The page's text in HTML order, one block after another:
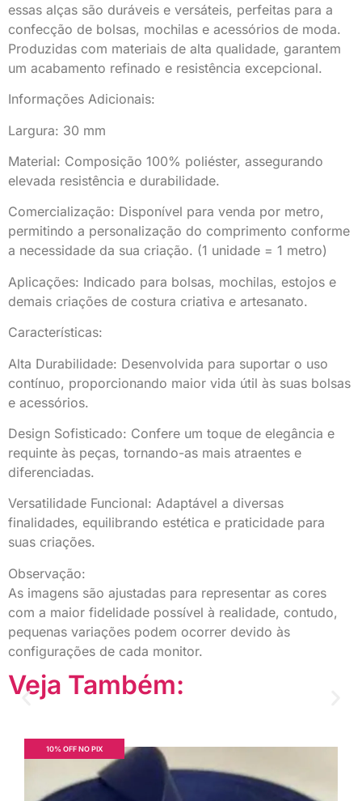
essas alças são duráveis e versáteis, perfeitas para a
confecção de bolsas, mochilas e acessórios de moda.
Produzidas com materiais de alta qualidade, garantem
um acabamento refinado e resistência excepcional.
Informações Adicionais:
Largura: 30 mm
Material: Composição 100% poliéster, assegurando
elevada resistência e durabilidade.
Comercialização: Disponível para venda por metro,
permitindo a personalização do comprimento conforme
a necessidade da sua criação. (1 unidade = 1 metro)
Aplicações: Indicado para bolsas, mochilas, estojos e
demais criações de costura criativa e artesanato.
Características:
Alta Durabilidade: Desenvolvida para suportar o uso
contínuo, proporcionando maior vida útil às suas bolsas
e acessórios.
Design Sofisticado: Confere um toque de elegância e
requinte às peças, tornando-as mais atraentes e
diferenciadas.
Versatilidade Funcional: Adaptável a diversas
finalidades, equilibrando estética e praticidade para
suas criações.
Observação:
As imagens são ajustadas para representar as cores
com a maior fidelidade possível à realidade, contudo,
pequenas variações podem ocorrer devido às
configurações de cada monitor.
Veja Também:
10% OFF NO PIX